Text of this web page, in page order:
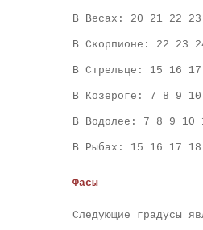
В Весах: 20 21 22
В Скорпионе: 22 23
В Стрельце: 15 16
В Козероге: 7 8 9
В Водолее: 7 8 9 10
В Рыбах: 15 16 17
Фасы
Следующие градусы